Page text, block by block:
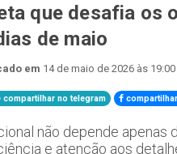
que desafia os
de maio
em 14 de maio de 2026 às 19:00
compartilhar no telegram
não depende apenas
e atenção aos